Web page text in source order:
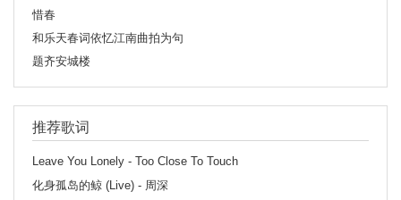
惜春
和乐天春词依忆江南曲拍为句
题齐安城楼
推荐歌词
Leave You Lonely - Too Close To Touch
化身孤岛的鲸 (Live) - 周深